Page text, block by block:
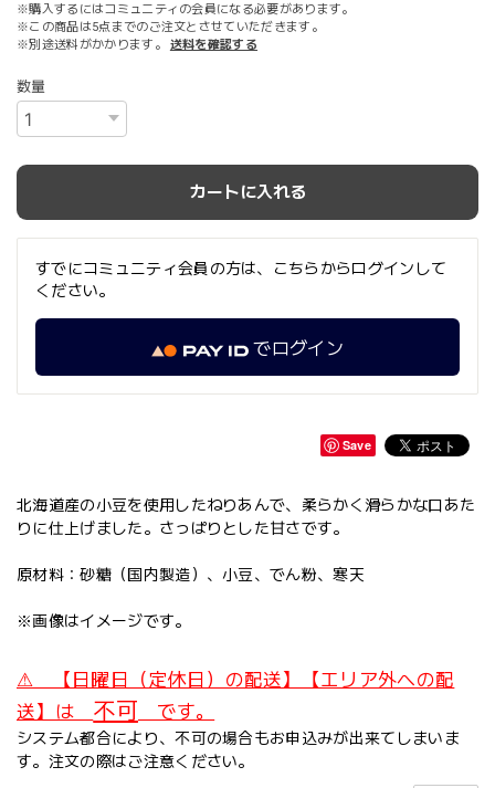
※購入するにはコミュニティの会員になる必要があります。
※この商品は5点までのご注文とさせていただきます。
※別途送料がかかります。
送料を確認する
数量
カートに入れる
すでにコミュニティ会員の方は、こちらからログインして
ください。
でログイン
Save
北海道産の小豆を使用したねりあんで、柔らかく滑らかな口あた
りに仕上げました。さっぱりとした甘さです。
原材料：砂糖（国内製造）、小豆、でん粉、寒天
※画像はイメージです。
⚠ 【日曜日（定休日）の配送】【エリア外への配
送】は 不可 です。
システム都合により、不可の場合もお申込みが出来てしまいま
す。注文の際はご注意ください。